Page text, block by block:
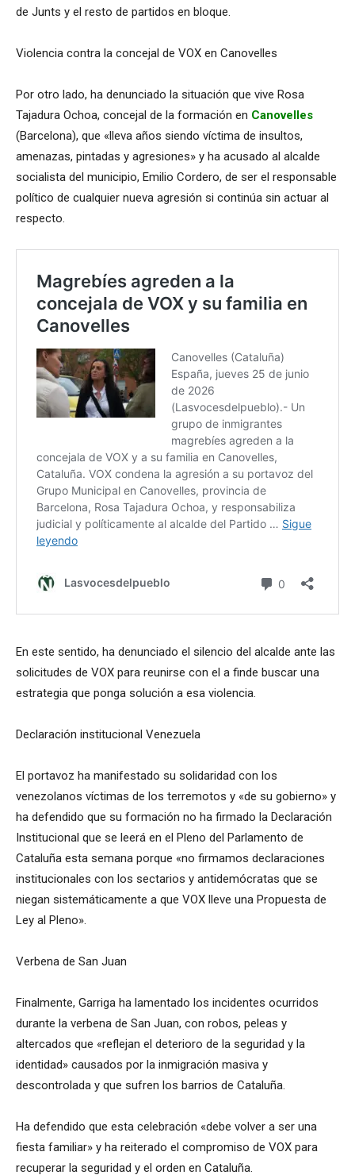
de Junts y el resto de partidos en bloque.
Violencia contra la concejal de VOX en Canovelles
Por otro lado, ha denunciado la situación que vive Rosa
Tajadura Ochoa, concejal de la formación en Canovelles
(Barcelona), que «lleva años siendo víctima de insultos,
amenazas, pintadas y agresiones» y ha acusado al alcalde
socialista del municipio, Emilio Cordero, de ser el responsable
político de cualquier nueva agresión si continúa sin actuar al
respecto.
En este sentido, ha denunciado el silencio del alcalde ante las
solicitudes de VOX para reunirse con el a finde buscar una
estrategia que ponga solución a esa violencia.
Declaración institucional Venezuela
El portavoz ha manifestado su solidaridad con los
venezolanos víctimas de los terremotos y «de su gobierno» y
ha defendido que su formación no ha firmado la Declaración
Institucional que se leerá en el Pleno del Parlamento de
Cataluña esta semana porque «no firmamos declaraciones
institucionales con los sectarios y antidemócratas que se
niegan sistemáticamente a que VOX lleve una Propuesta de
Ley al Pleno».
Verbena de San Juan
Finalmente, Garriga ha lamentado los incidentes ocurridos
durante la verbena de San Juan, con robos, peleas y
altercados que «reflejan el deterioro de la seguridad y la
identidad» causados por la inmigración masiva y
descontrolada y que sufren los barrios de Cataluña.
Ha defendido que esta celebración «debe volver a ser una
fiesta familiar» y ha reiterado el compromiso de VOX para
recuperar la seguridad y el orden en Cataluña.